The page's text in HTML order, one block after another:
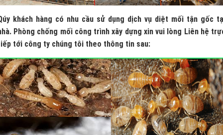
khách hàng có nhu cầu sử dụng dịch vụ diệt mối tận gốc
Phòng chống mối công trình xây dựng xin vui lòng Liên hệ
tới công ty chúng tôi theo thông tin sau: